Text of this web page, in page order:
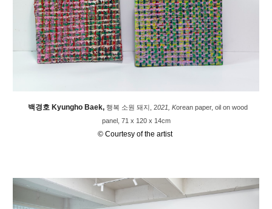
백경호 Kyungho Baek, 행복 소원 돼지, 2021 , Korean paper, oil on wood
panel, 71 x 120 x 14cm
© Courtesy of the artist